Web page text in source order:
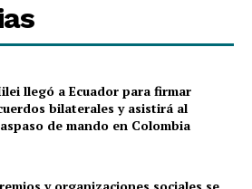
llegó a Ecuador para firmar
bilaterales y asistirá al
de mando en Colombia